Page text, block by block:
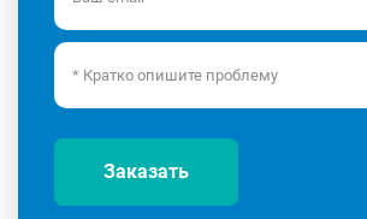
Заказать